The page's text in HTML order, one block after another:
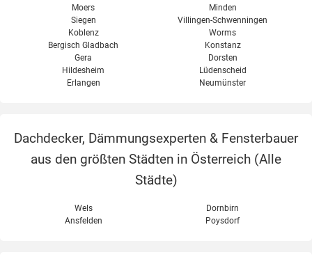
Moers
Siegen
Koblenz
Bergisch Gladbach
Gera
Hildesheim
Erlangen
Minden
Villingen-Schwenningen
Worms
Konstanz
Dorsten
Lüdenscheid
Neumünster
Dachdecker, Dämmungsexperten & Fensterbauer
aus den größten Städten in Österreich (Alle
Städte)
Wels
Dornbirn
Ansfelden
Poysdorf